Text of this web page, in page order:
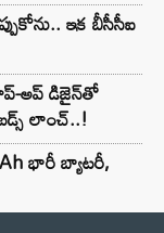
ఇక బీసీసీఐ
అప్ డిజైన్‌తో
లాంచ్..!
భారీ బ్యాటరీ,